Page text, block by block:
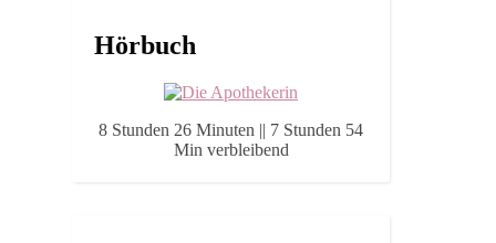
Hörbuch
8 Stunden 26 Minuten || 7 Stunden 54
Min verbleibend